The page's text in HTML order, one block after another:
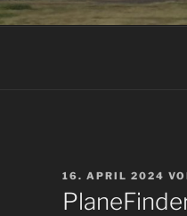
VERÖFFENTLICHT
AM
16. APRIL 2024